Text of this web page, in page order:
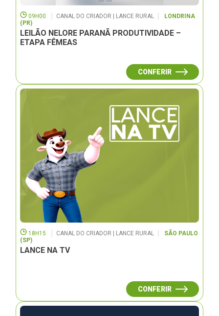
09H00 CANAL DO CRIADOR | LANCE RURAL
LONDRINA
(PR)
LEILÃO NELORE PARANÃ PRODUTIVIDADE –
ETAPA FÊMEAS
CONFERIR
18H15 CANAL DO CRIADOR | LANCE RURAL
SÃO PAULO
(SP)
LANCE NA TV
CONFERIR